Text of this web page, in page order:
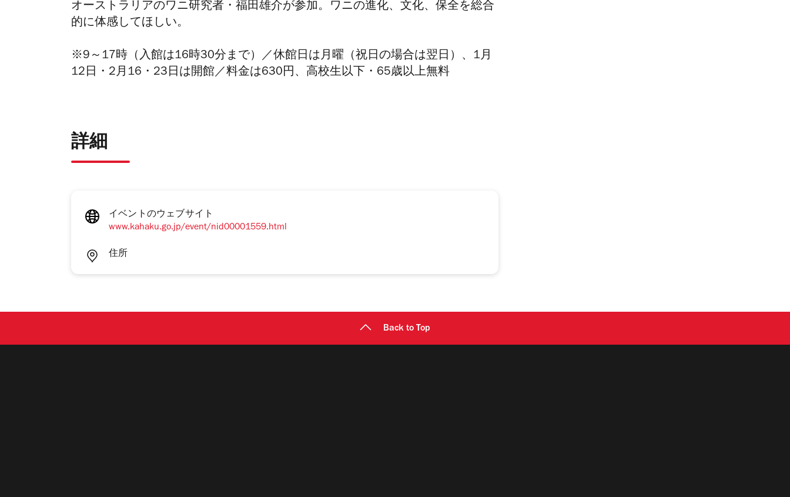
オーストラリアのワニ研究者・福田雄介が参加。ワニの進化、文化、保全を総合
的に体感してほしい。
※9 ～ 17 時（入館は16時30分まで）／休館日は月曜（祝日の場合は翌日）、 1月
12 日・ 2月 16 ・ 23 日は開館／料金は630円、高校生以下・65歳以上無料
詳細
イベントのウェブサイト
www.kahaku.go.jp/event/nid00001559.html
住所
Back to Top